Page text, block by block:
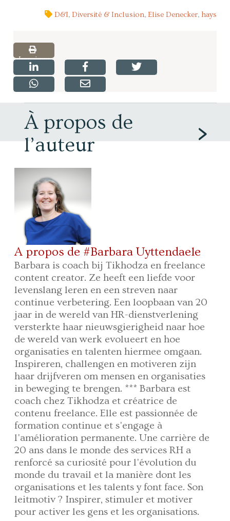
D&I, Diversité & Inclusion, Elise Denecker, hays
Imprimer
À propos de
l’auteur
A propos de #Barbara Uyttendaele
Barbara is coach bij Tikhodza en freelance
content creator. Ze heeft een liefde voor
levenslang leren en een streven naar
continue verbetering. Een loopbaan van 20
jaar in de wereld van HR-dienstverlening
versterkte haar nieuwsgierigheid naar hoe
de wereld van werk evolueert en hoe
organisaties en talenten hiermee omgaan.
Inspireren, challengen en motiveren zijn
haar drijfveren om mensen en organisaties
in beweging te brengen. *** Barbara est
coach chez Tikhodza et créatrice de
contenu freelance. Elle est passionnée de
formation continue et s'engage à
l'amélioration permanente. Une carrière de
20 ans dans le monde des services RH a
renforcé sa curiosité pour l'évolution du
monde du travail et la manière dont les
organisations et les talents y font face. Son
leitmotiv ? Inspirer, stimuler et motiver
pour activer les gens et les organisations.